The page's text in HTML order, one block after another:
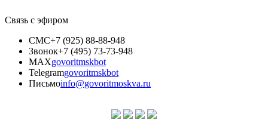
Связь с эфиром
СМС+7 (925) 88-88-948
Звонок+7 (495) 73-73-948
MAXgovoritmskbot
Telegramgovoritmskbot
Письмоinfo@govoritmoskva.ru